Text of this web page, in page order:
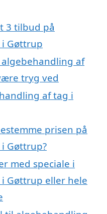
3 tilbud på
Gøttrup
af
tryg ved
af tag i
prisen på
Gøttrup?
med speciale i
Gøttrup eller hele